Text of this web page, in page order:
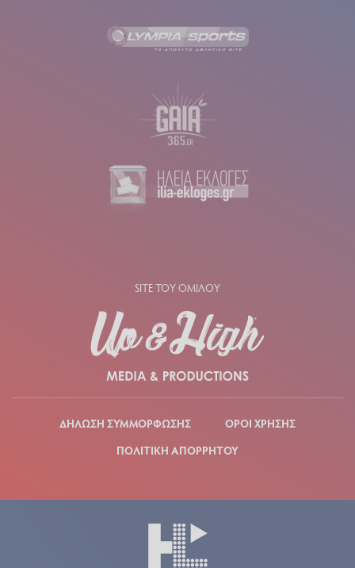
RSS FEED
CONTACT US
ΗΛΕΙΑ LIVE
Δήμητρα Βέλμαχου Ατομική Επιχείρηση
Aρ. Γ.Ε.ΜΗ. 141319425000• Μ.Η.Τ. #242102
Αγ. Κυριακής 4
Τ.Κ. 27131•Πύργος Ηλείας
Τηλ.: 26210 30400
Εμπορικό Τμήμα: 6945 556212
SITES ΤΟΥ ΟΜΙΛΟΥ